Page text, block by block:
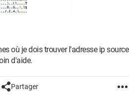
où je dois trouver l'adresse ip source
d'aide.
Partager